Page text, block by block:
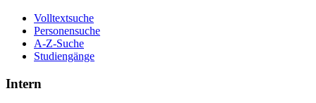
Volltextsuche
Personensuche
A-Z-Suche
Studiengänge
Intern